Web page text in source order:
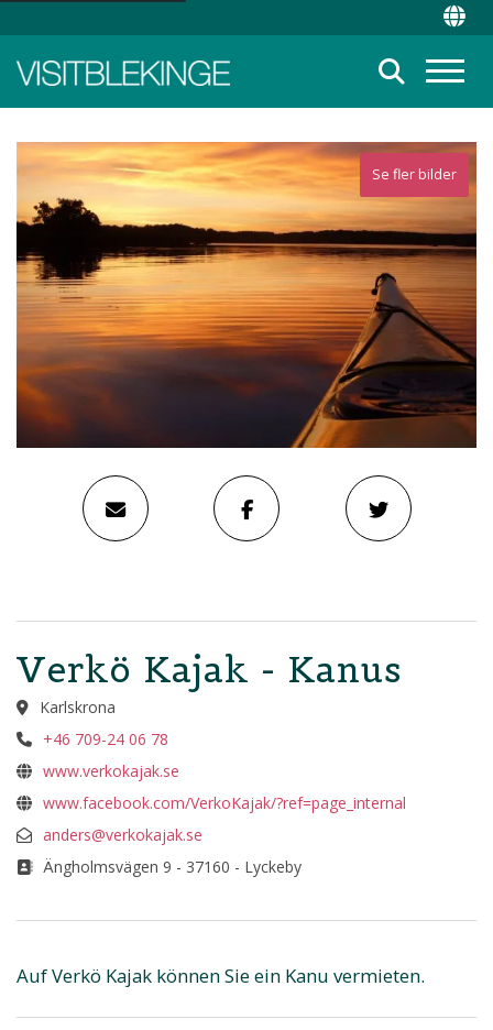
Suche
Se fler bilder
Verkö Kajak - Kanus
Karlskrona
+46 709-24 06 78
www.verkokajak.se
www.facebook.com/VerkoKajak/?ref=page_internal
anders@verkokajak.se
Ängholmsvägen 9 - 37160 - Lyckeby
Auf Verkö Kajak können Sie ein Kanu vermieten.